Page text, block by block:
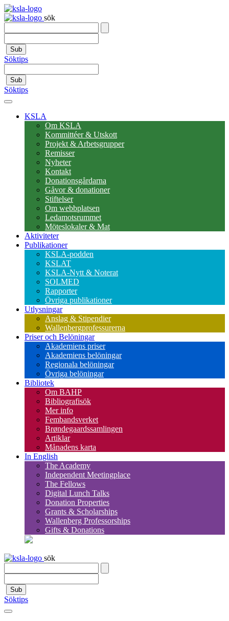
sök
Sub
Söktips
Sub
Söktips
KSLA
Om KSLA
Kommittéer & Utskott
Projekt & Arbetsgrupper
Remisser
Nyheter
Kontakt
Donationsgårdarna
Gåvor & donationer
Stiftelser
Om webbplatsen
Ledamotsrummet
Möteslokaler & Mat
Aktiviteter
Publikationer
KSLA-podden
KSLAT
KSLA-Nytt & Noterat
SOLMED
Rapporter
Övriga publikationer
Utlysningar
Anslag & Stipendier
Wallenbergprofessurerna
Priser och Belöningar
Akademiens priser
Akademiens belöningar
Regionala belöningar
Övriga belöningar
Bibliotek
Om BAHP
Bibliografisök
Mer info
Fembandsverket
Brøndegaardssamlingen
Artiklar
Månadens karta
In English
The Academy
Independent Meetingplace
The Fellows
Digital Lunch Talks
Donation Properties
Grants & Scholarships
Wallenberg Professorships
Gifts & Donations
sök
Sub
Söktips